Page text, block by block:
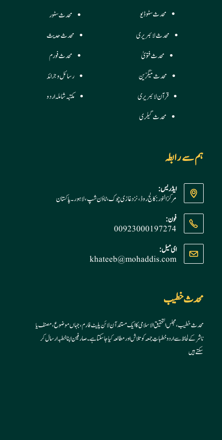
محدث سٹوڈیو
محدث سٹور
محدث لائبریری
محدث حدیث
محدث فتویٰ
محدث فورم
محدث میگزین
رسائل وجرائد
قرآن لائبریری
مکتبہ شاملہ اردو
محدث گیلری
ہم سے رابطہ
ایڈریس:
مرکز النور: کالج روڈ، نزد غازی چوک، ٹاؤن شپ، لاہور ۔ پاکستان
فون:
00923000197274
in
application
ای میل:
khateeb@mohaddis.com
Opens
محدث خطیب
محدث خطیب، مجلس التحقیق الاسلامی کا ایک مستند آن لائن پلیٹ فارم، جہاں موضوع، مصنف یا
ناشر کے لحاظ سے اردو خطباتِ جمعہ کو تلاش اور مطالعہ کیا جا سکتا ہے۔ صارفین اپنا خطبہ ارسال کر
سکتے ہیں